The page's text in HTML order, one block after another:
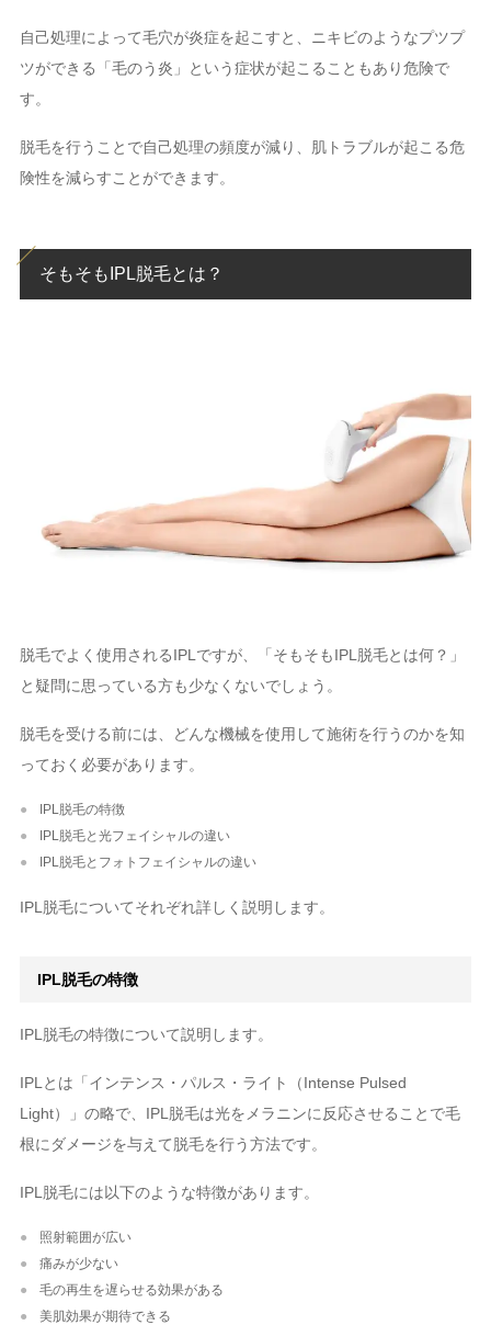
自己処理によって毛穴が炎症を起こすと、ニキビのようなプツプ
ツができる「毛のう炎」という症状が起こることもあり危険で
す。
脱毛を行うことで自己処理の頻度が減り、肌トラブルが起こる危
険性を減らすことができます。
そもそもIPL脱毛とは？
脱毛でよく使用されるIPLですが、「そもそもIPL脱毛とは何？」
と疑問に思っている方も少なくないでしょう。
脱毛を受ける前には、どんな機械を使用して施術を行うのかを知
っておく必要があります。
IPL脱毛の特徴
IPL脱毛と光フェイシャルの違い
IPL脱毛とフォトフェイシャルの違い
IPL脱毛についてそれぞれ詳しく説明します。
IPL脱毛の特徴
IPL脱毛の特徴について説明します。
IPLとは「インテンス・パルス・ライト（Intense Pulsed
Light）」の略で、IPL脱毛は光をメラニンに反応させることで毛
根にダメージを与えて脱毛を行う方法です。
IPL脱毛には以下のような特徴があります。
照射範囲が広い
痛みが少ない
毛の再生を遅らせる効果がある
美肌効果が期待できる